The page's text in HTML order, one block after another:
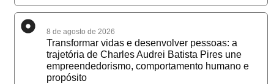
8 de agosto de 2026
Transformar vidas e desenvolver pessoas: a
trajetória de Charles Audrei Batista Pires une
empreendedorismo, comportamento humano e
propósito